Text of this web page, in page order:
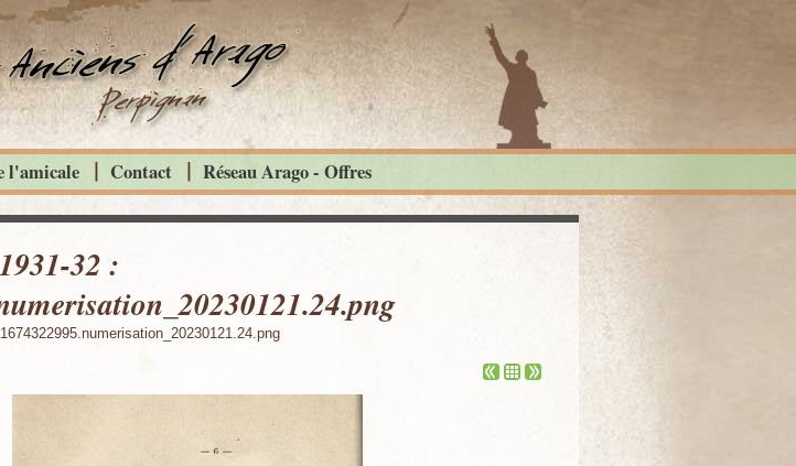
32 :
1674322995.numerisation_20230121.24.png
l'amicale Contact Réseau Arago - Offres